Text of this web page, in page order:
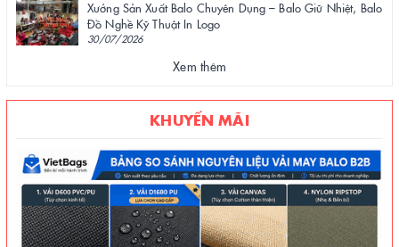
Xưởng Sản Xuất Balo Chuyên Dụng – Balo Giữ Nhiệt, Balo
Đồ Nghề Kỹ Thuật In Logo
30/07/2026
Xem thêm
KHUYẾN MÃI